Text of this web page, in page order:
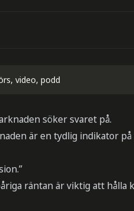
video, podd
söker svaret på.
är en tydlig indikator på
räntan är viktig att hålla